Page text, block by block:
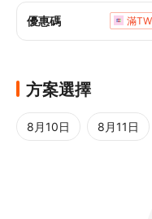
若總預訂人數低
立刻確認訂單，
優惠碼
方案選擇
8月10日 8月11日